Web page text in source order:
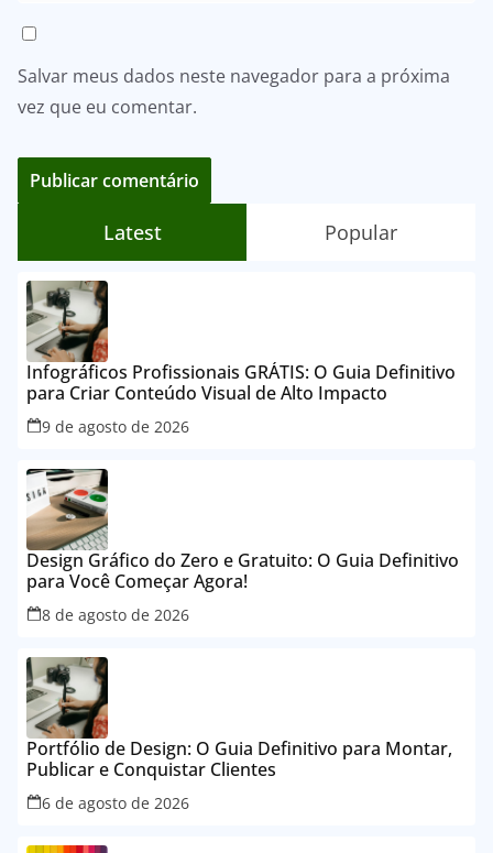
Salvar meus dados neste navegador para a próxima
vez que eu comentar.
Latest Popular
Infográficos Profissionais GRÁTIS: O Guia Definitivo
para Criar Conteúdo Visual de Alto Impacto
9 de agosto de 2026
Design Gráfico do Zero e Gratuito: O Guia Definitivo
para Você Começar Agora!
8 de agosto de 2026
Portfólio de Design: O Guia Definitivo para Montar,
Publicar e Conquistar Clientes
6 de agosto de 2026